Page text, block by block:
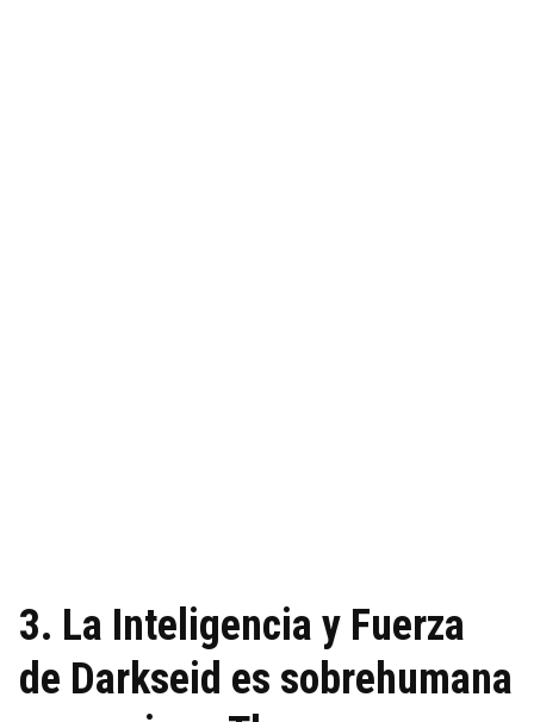
3. La Inteligencia y Fuerza
de Darkseid es sobrehumana